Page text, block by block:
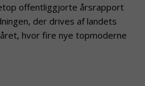
offentliggjorte årsrapport
der drives af landets
hvor fire nye topmoderne